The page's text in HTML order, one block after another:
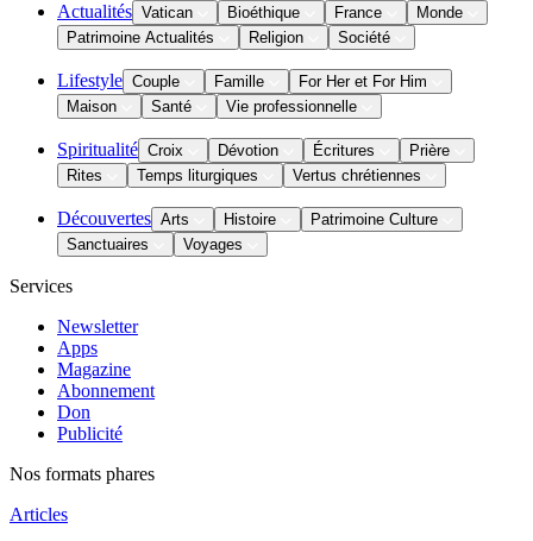
Actualités Vatican Bioéthique France
Monde
Patrimoine Actualités
Religion Société
Lifestyle Couple Famille
For Her et For Him
Maison
Santé Vie professionnelle
Spiritualité Croix Dévotion Écritures
Prière
Rites
Temps liturgiques Vertus chrétiennes
Découvertes Arts Histoire
Patrimoine Culture
Sanctuaires
Voyages
Services
Newsletter
Apps
Magazine
Abonnement
Don
Publicité
Nos formats phares
Articles